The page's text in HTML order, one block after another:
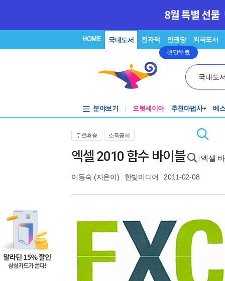
HOME 국내도서 전자책 만권당
첫달무료
외국도서
국내도
분야보기 오뒷세이아 추천마법사 베
무료배송 소득공제
엑셀 2010 함수 바이블 엑셀
이동숙 (지은이) 한빛미디어 2011-02-08